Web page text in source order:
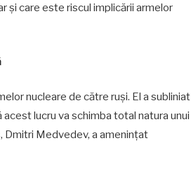
și care este riscul implicării armelor
nucleare de către ruși. El a subliniat
lucru va schimba total natura unui
Dmitri Medvedev, a amenințat